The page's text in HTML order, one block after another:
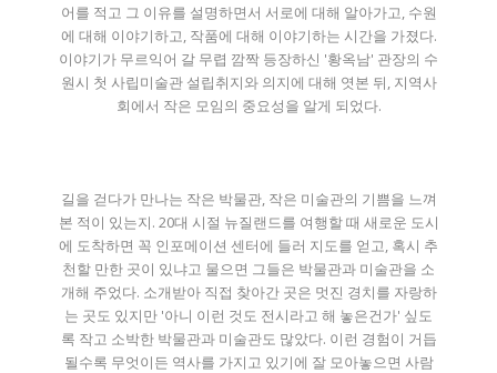
어를 적고 그 이유를 설명하면서 서로에 대해 알아가고, 수원
에 대해 이야기하고, 작품에 대해 이야기하는 시간을 가졌다.
이야기가 무르익어 갈 무렵 깜짝 등장하신 '황옥남' 관장의 수
원시 첫 사립미술관 설립취지와 의지에 대해 엿본 뒤, 지역사
회에서 작은 모임의 중요성을 알게 되었다.
길을 걷다가 만나는 작은 박물관, 작은 미술관의 기쁨을 느껴
본 적이 있는지. 20대 시절 뉴질랜드를 여행할 때 새로운 도시
에 도착하면 꼭 인포메이션 센터에 들러 지도를 얻고, 혹시 추
천할 만한 곳이 있냐고 물으면 그들은 박물관과 미술관을 소
개해 주었다. 소개받아 직접 찾아간 곳은 멋진 경치를 자랑하
는 곳도 있지만 '아니 이런 것도 전시라고 해 놓은건가' 싶도
록 작고 소박한 박물관과 미술관도 많았다. 이런 경험이 거듭
될수록 무엇이든 역사를 가지고 있기에 잘 모아놓으면 사람